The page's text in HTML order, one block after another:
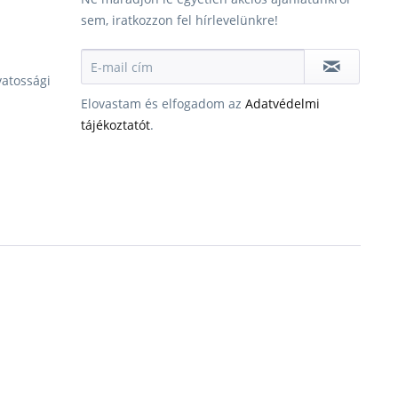
sem, iratkozzon fel hírlevelünkre!
Elovastam és elfogadom az Adatvédelmi
tájékoztatót.